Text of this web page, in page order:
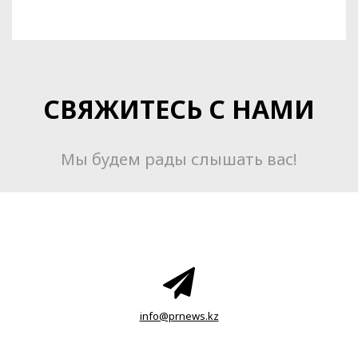
СВЯЖИТЕСЬ С НАМИ
Мы будем рады слышать вас!
info@prnews.kz